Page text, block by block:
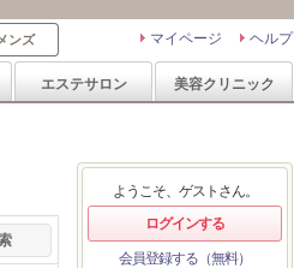
ヘルプ
マイページ
メンズ
エステサロン 美容クリニック
ようこそ、ゲストさん。
ログインする
会員登録する（無料）